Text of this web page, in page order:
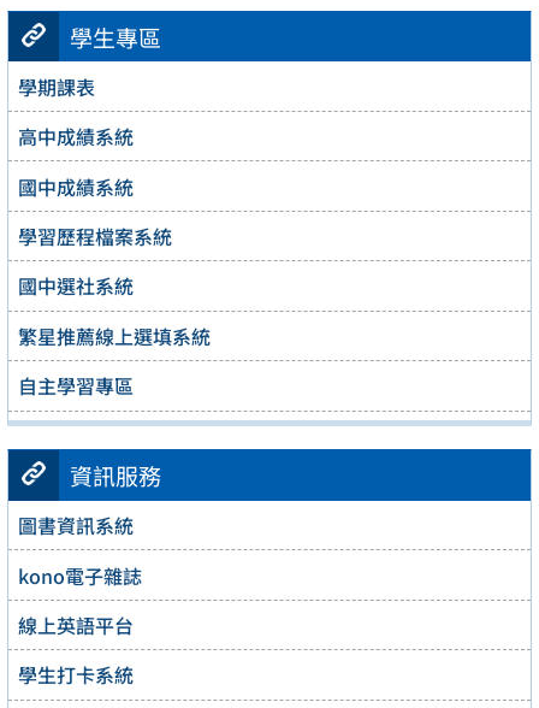
學生專區
學期課表
高中成績系統
國中成績系統
學習歷程檔案系統
國中選社系統
繁星推薦線上選填系統
自主學習專區
資訊服務
圖書資訊系統
kono電子雜誌
線上英語平台
學生打卡系統